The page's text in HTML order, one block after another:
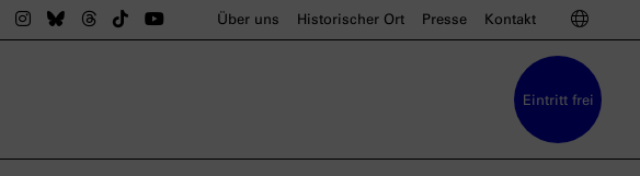
Das nsdoku München auf Instagram
Das nsdoku München auf BlueSky
Das nsdoku München auf Threads
Das nsdoku München auf TikTok
Das nsdoku München auf YouTube
Über uns Historischer Ort Presse Kontakt
Eintritt frei